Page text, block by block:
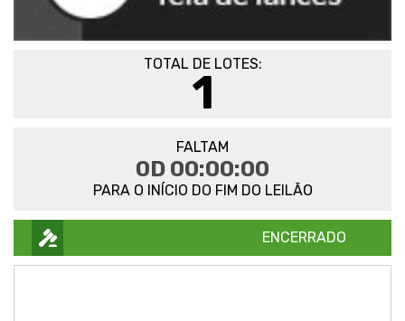
TOTAL DE LOTES:
1
FALTAM
0D 00:00:00
PARA O INÍCIO DO FIM DO LEILÃO
ENCERRADO